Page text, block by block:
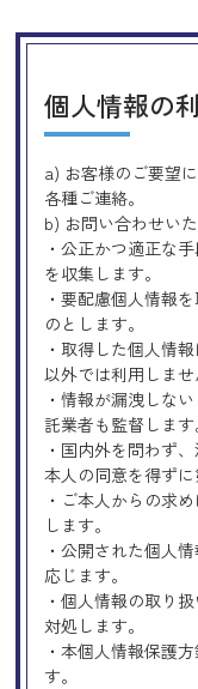
個人情報の
a) お客様のご要望
各種ご連絡。
b) お問い合わせい
・公正かつ適正な
を収集します。
・要配慮個人情報
のとします。
・取得した個人情
以外では利用しませ
・情報が漏洩しな
託業者も監督します
・国内外を問わず
本人の同意を得ずに
・ご本人からの求
します。
・公開された個人
応じます。
・個人情報の取り
対処します。
・本個人情報保護
す。